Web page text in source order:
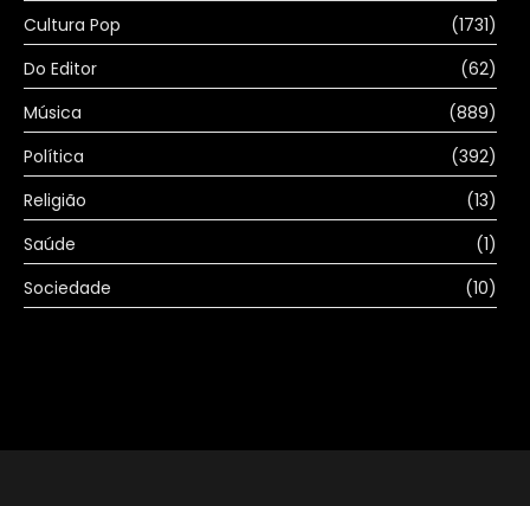
Cultura Pop
(1731)
Do Editor
(62)
Música
(889)
Política
(392)
Religião
(13)
Saúde
(1)
Sociedade
(10)